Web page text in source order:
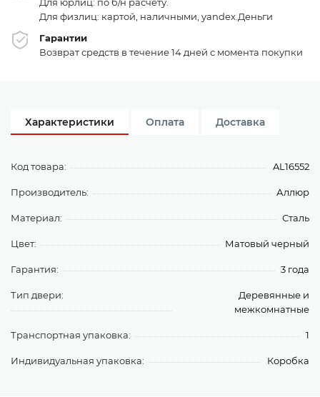
Для физлиц: картой, наличными, yandex.Деньги
Гарантии
Возврат средств в течение 14 дней с момента покупки
Характеристики Оплата Доставка
Код товара: AL16552
Производитель: Аллюр
Материал: Сталь
Цвет: Матовый черный
Гарантия: 3 года
Тип двери:
Деревянные и
межкомнатные
Транспортная упаковка: 1
Индивидуальная упаковка: Коробка